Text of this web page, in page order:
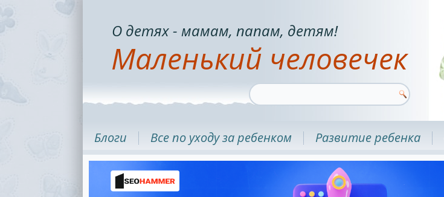
Маленький человечек
О детях - мамам, папам, детям!
Блоги Все по уходу за ребенком Развитие ребенка